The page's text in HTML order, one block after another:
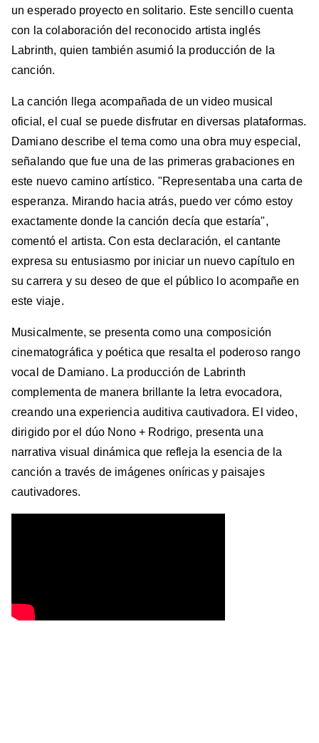
un esperado proyecto en solitario. Este sencillo cuenta
con la colaboración del reconocido artista inglés
Labrinth, quien también asumió la producción de la
canción.
La canción llega acompañada de un video musical
oficial, el cual se puede disfrutar en diversas plataformas.
Damiano describe el tema como una obra muy especial,
señalando que fue una de las primeras grabaciones en
este nuevo camino artístico. "Representaba una carta de
esperanza. Mirando hacia atrás, puedo ver cómo estoy
exactamente donde la canción decía que estaría",
comentó el artista. Con esta declaración, el cantante
expresa su entusiasmo por iniciar un nuevo capítulo en
su carrera y su deseo de que el público lo acompañe en
este viaje.
Musicalmente, se presenta como una composición
cinematográfica y poética que resalta el poderoso rango
vocal de Damiano. La producción de Labrinth
complementa de manera brillante la letra evocadora,
creando una experiencia auditiva cautivadora. El video,
dirigido por el dúo Nono + Rodrigo, presenta una
narrativa visual dinámica que refleja la esencia de la
canción a través de imágenes oníricas y paisajes
cautivadores.